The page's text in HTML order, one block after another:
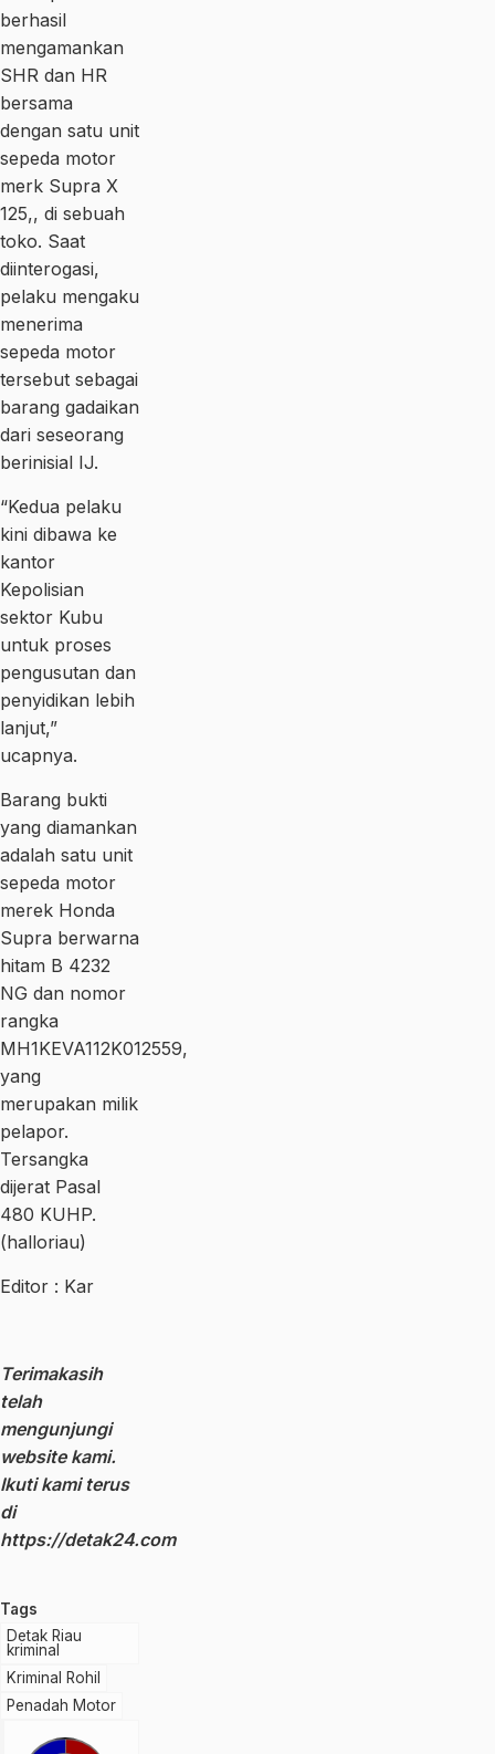
berhasil
mengamankan
SHR dan HR
bersama
dengan satu unit
sepeda motor
merk Supra X
125,, di sebuah
toko. Saat
diinterogasi,
pelaku mengaku
menerima
sepeda motor
tersebut sebagai
barang gadaikan
dari seseorang
berinisial IJ.
“Kedua pelaku
kini dibawa ke
kantor
Kepolisian
sektor Kubu
untuk proses
pengusutan dan
penyidikan lebih
lanjut,”
ucapnya.
Barang bukti
yang diamankan
adalah satu unit
sepeda motor
merek Honda
Supra berwarna
hitam B 4232
NG dan nomor
rangka
MH1KEVA112K012559,
yang
merupakan milik
pelapor.
Tersangka
dijerat Pasal
480 KUHP.
(halloriau)
Editor : Kar
Terimakasih
telah
mengunjungi
website kami.
Ikuti kami terus
di
https://detak24.com
Tags
Detak Riau
kriminal
Kriminal Rohil
Penadah Motor